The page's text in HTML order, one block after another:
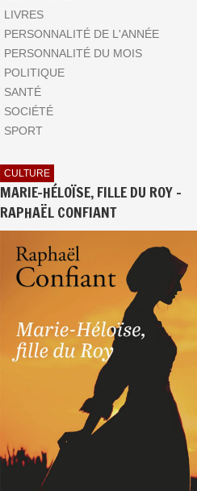
LIVRES
PERSONNALITÉ DE L'ANNÉE
PERSONNALITÉ DU MOIS
POLITIQUE
SANTÉ
SOCIÉTÉ
SPORT
CULTURE
MARIE-HÉLOÏSE, FILLE DU ROY -
RAPHAËL CONFIANT